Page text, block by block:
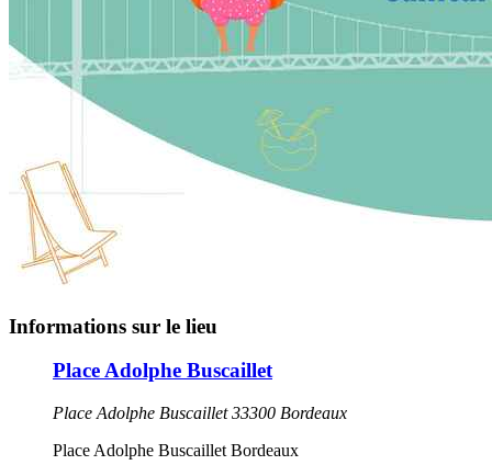
Informations sur le lieu
Place Adolphe Buscaillet
Place Adolphe Buscaillet 33300 Bordeaux
Place Adolphe Buscaillet Bordeaux